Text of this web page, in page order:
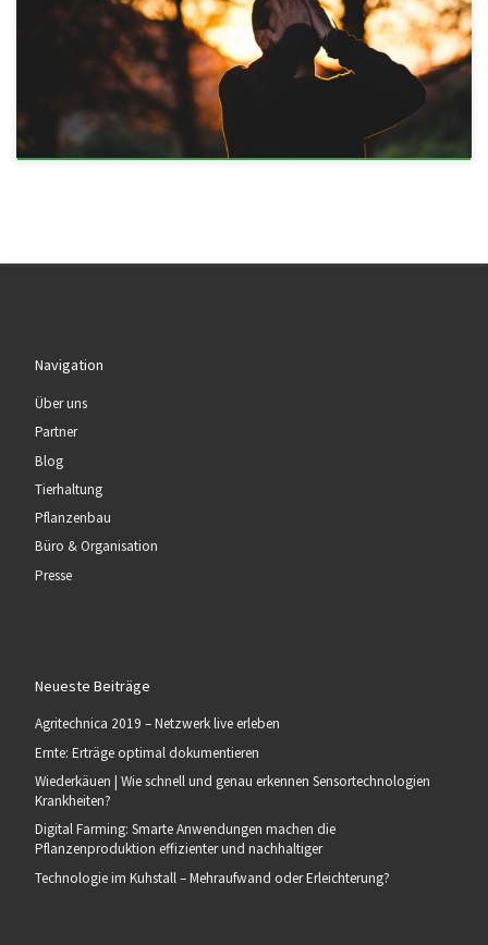
Navigation
Über uns
Partner
Blog
Tierhaltung
Pflanzenbau
Büro & Organisation
Presse
Neueste Beiträge
Agritechnica 2019 – Netzwerk live erleben
Ernte: Erträge optimal dokumentieren
Wiederkäuen | Wie schnell und genau erkennen Sensortechnologien
Krankheiten?
Digital Farming: Smarte Anwendungen machen die
Pflanzenproduktion effizienter und nachhaltiger
Technologie im Kuhstall – Mehraufwand oder Erleichterung?